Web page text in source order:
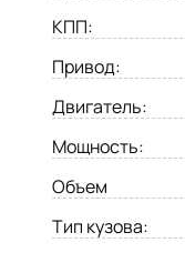
КПП:
Привод:
Двигатель:
Мощность:
Объем
Тип кузова: